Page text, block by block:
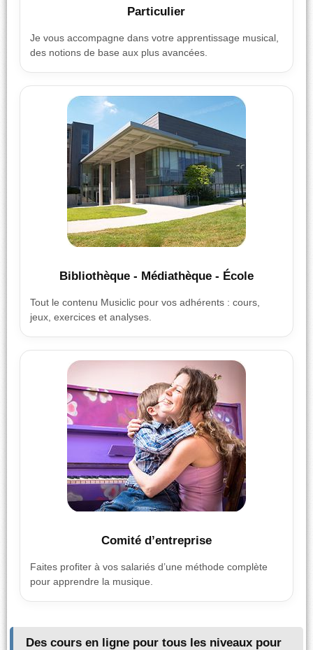
Particulier
Je vous accompagne dans votre apprentissage musical,
des notions de base aux plus avancées.
Bibliothèque - Médiathèque - École
Tout le contenu Musiclic pour vos adhérents : cours,
jeux, exercices et analyses.
Comité d’entreprise
Faites profiter à vos salariés d’une méthode complète
pour apprendre la musique.
Des cours en ligne pour tous les niveaux pour